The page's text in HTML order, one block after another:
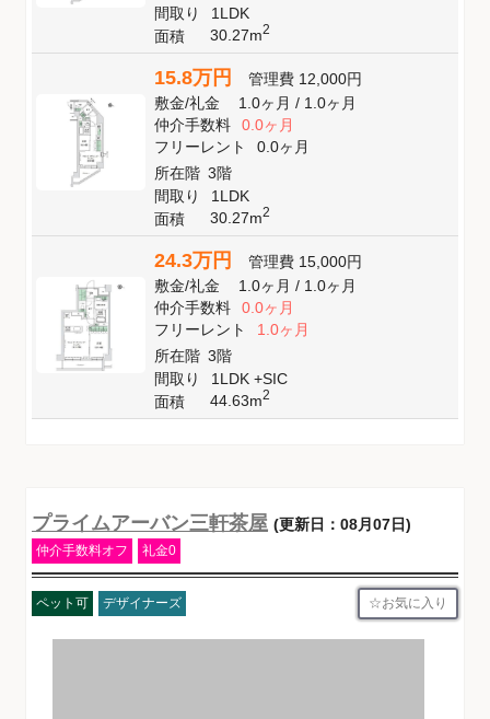
間取り
1LDK
面積
30.27m2
15.8万円 管理費 12,000円
敷金/礼金 1.0ヶ月/ 1.0ヶ月
仲介手数料
0.0ヶ月
フリーレント
0.0ヶ月
所在階 3階
間取り
1LDK
面積
30.27m2
24.3万円 管理費 15,000円
敷金/礼金 1.0ヶ月/ 1.0ヶ月
仲介手数料
0.0ヶ月
フリーレント
1.0ヶ月
所在階 3階
間取り
1LDK +SIC
面積
44.63m2
プライムアーバン三軒茶屋 (更新日：08月07日)
仲介手数料オフ 礼金0
ペット可 デザイナーズ お気に入り